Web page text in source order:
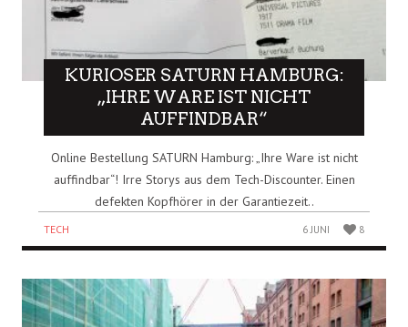
KURIOSER SATURN HAMBURG:
„IHRE WARE IST NICHT
AUFFINDBAR“
Online Bestellung SATURN Hamburg: „Ihre Ware ist nicht
auffindbar“! Irre Storys aus dem Tech-Discounter. Einen
defekten Kopfhörer in der Garantiezeit..
TECH 6 JUNI 8